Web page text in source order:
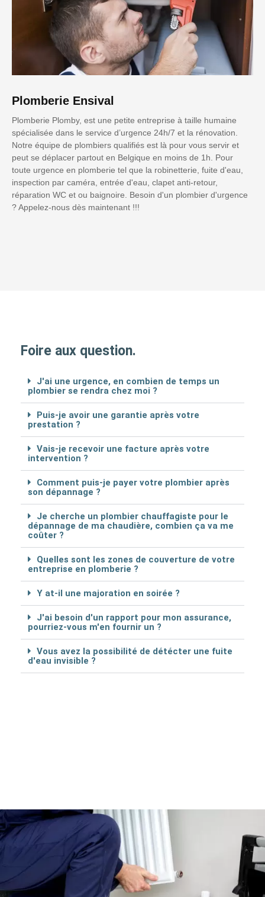
Plomberie Ensival
Plomberie Plomby, est une petite entreprise à taille humaine
spécialisée dans le service d’urgence 24h/7 et la rénovation.
Notre équipe de plombiers qualifiés est là pour vous servir et
peut se déplacer partout en Belgique en moins de 1h. Pour
toute urgence en plomberie tel que la robinetterie, fuite d'eau,
inspection par caméra, entrée d'eau, clapet anti-retour,
réparation WC et ou baignoire. Besoin d'un plombier d'urgence
? Appelez-nous dès maintenant !!!
Foire aux question.
J'ai une urgence, en combien de temps un
plombier se rendra chez moi ?
Puis-je avoir une garantie après votre
prestation ?
Vais-je recevoir une facture après votre
intervention ?
Comment puis-je payer votre plombier après
son dépannage ?
Je cherche un plombier chauffagiste pour le
dépannage de ma chaudière, combien ça va me
coûter ?
Quelles sont les zones de couverture de votre
entreprise en plomberie ?
Y at-il une majoration en soirée ?
J'ai besoin d'un rapport pour mon assurance,
pourriez-vous m'en fournir un ?
Vous avez la possibilité de détécter une fuite
d'eau invisible ?